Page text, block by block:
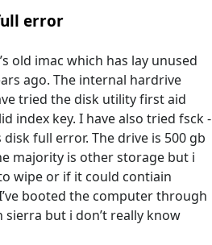
error
old imac which has lay unused
ago. The internal hardrive
tried the disk utility first aid
index key. I have also tried fsck -
full error. The drive is 500 gb
majority is other storage but i
wipe or if it could contiain
booted the computer through
but i don’t really know